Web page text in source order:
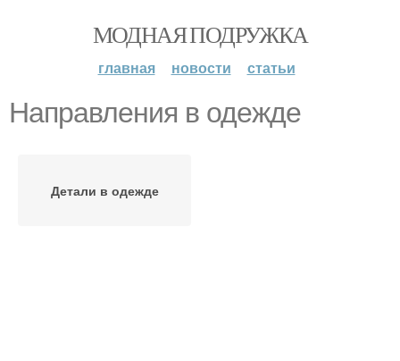
МОДНАЯ ПОДРУЖКА
главная новости статьи
Направления в одежде
Детали в одежде